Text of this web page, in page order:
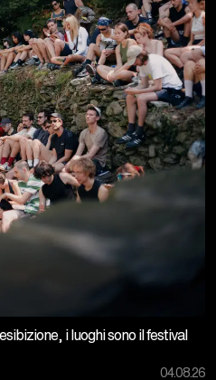
i luoghi sono il festival
04.08.26